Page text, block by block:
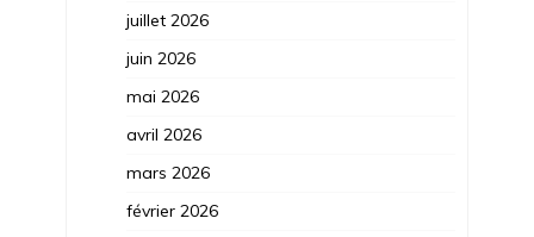
juillet 2026
juin 2026
mai 2026
avril 2026
mars 2026
février 2026